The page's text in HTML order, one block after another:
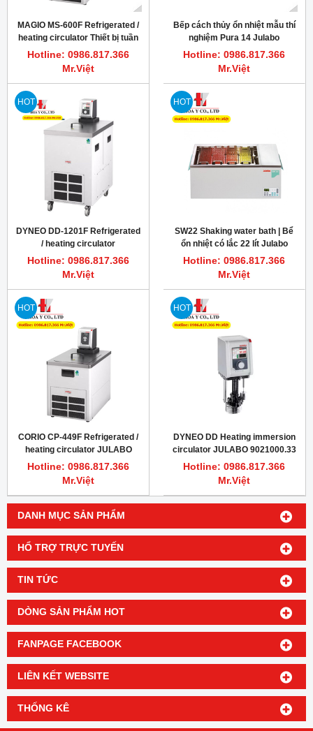
DANH MỤC SẢN PHẨM
HỔ TRỢ TRỰC TUYẾN
TIN TỨC
DÒNG SẢN PHẨM HOT
FANPAGE FACEBOOK
LIÊN KẾT WEBSITE
THỐNG KÊ
MAGIO MS-600F Refrigerated /
heating circulator Thiết bị tuần
hoàn ổn nhiệt nóng/lạnh mẫu
Hotline: 0986.817.366
Mr.Việt
Bếp cách thủy ổn nhiệt mẫu thí
nghiệm Pura 14 Julabo
Hotline: 0986.817.366
Mr.Việt
HOT
DYNEO DD-1201F Refrigerated
/ heating circulator
Hotline: 0986.817.366
Mr.Việt
HOT
SW22 Shaking water bath | Bể
ổn nhiệt có lắc 22 lít Julabo
Hotline: 0986.817.366
Mr.Việt
HOT
CORIO CP-449F Refrigerated /
heating circulator JULABO
9013716.N1.33
Hotline: 0986.817.366
Mr.Việt
HOT
DYNEO DD Heating immersion
circulator JULABO 9021000.33
Hotline: 0986.817.366
Mr.Việt